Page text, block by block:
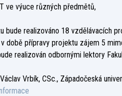
ve výuce různých předmětů,
bude realizováno 18 vzdělávacích
době přípravy projektu zájem 5
realizován odbornými lektory
Vrbík, CSc., Západočeská